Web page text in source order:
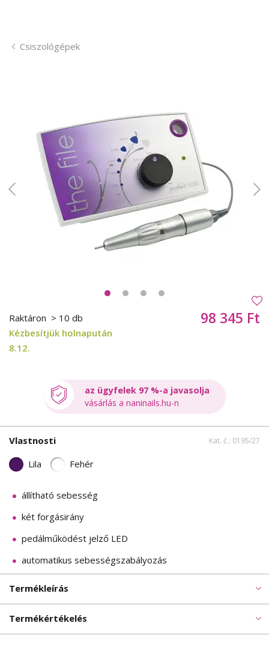
Csiszológépek
Raktáron > 10 db
Kézbesítjük holnapután
8.12.
98 345 Ft
az ügyfelek 97 %-a javasolja
vásárlás a naninails.hu-n
Vlastnosti Kat. č.: 0195/27
Lila Fehér
állítható sebesség
két forgásirány
pedálműködést jelző LED
automatikus sebességszabályozás
Termékleírás
Termékértékelés